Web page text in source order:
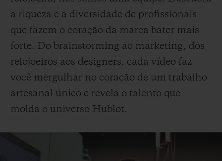
a riqueza e a diversidade de profissionais
que fazem o coração da marca bater mais
forte. Do brainstorming ao marketing, dos
relojoeiros aos designers, cada vídeo faz
você mergulhar no coração de um trabalho
artesanal único e revela o talento que
molda o universo Hublot.